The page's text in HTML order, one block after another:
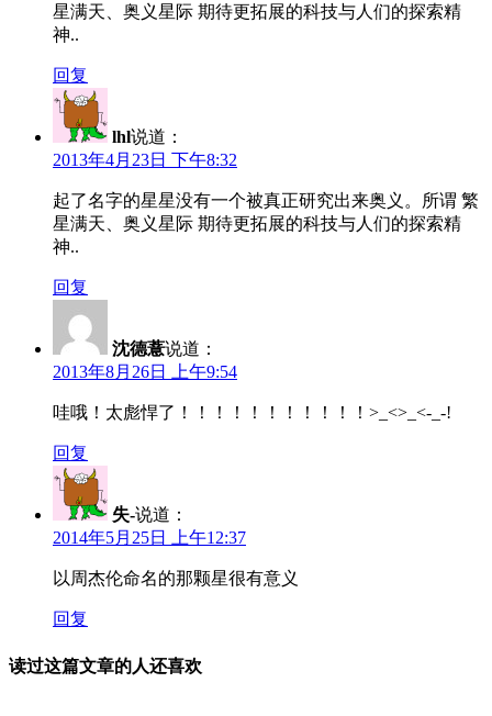
星满天、奥义星际 期待更拓展的科技与人们的探索精
神..
回复
lhl说道：
2013年4月23日 下午8:32
起了名字的星星没有一个被真正研究出来奥义。所谓 繁
星满天、奥义星际 期待更拓展的科技与人们的探索精
神..
回复
沈德薏说道：
2013年8月26日 上午9:54
哇哦！太彪悍了！！！！！！！！！！！>_<>_<-_-!
回复
失-说道：
2014年5月25日 上午12:37
以周杰伦命名的那颗星很有意义
回复
读过这篇文章的人还喜欢